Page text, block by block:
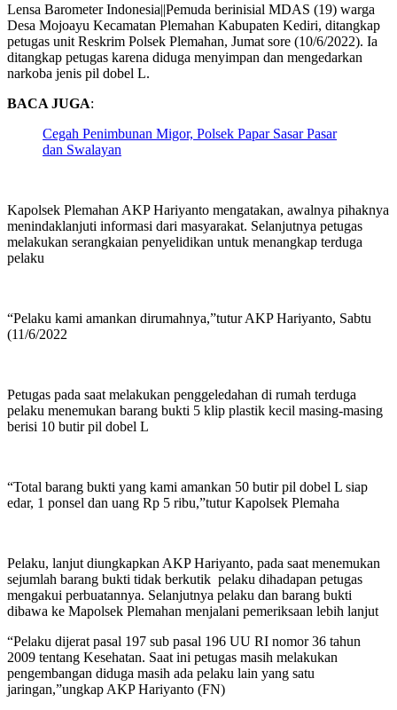
Lensa Barometer Indonesia||Pemuda berinisial MDAS (19) warga
Desa Mojoayu Kecamatan Plemahan Kabupaten Kediri, ditangkap
petugas unit Reskrim Polsek Plemahan, Jumat sore (10/6/2022). Ia
ditangkap petugas karena diduga menyimpan dan mengedarkan
narkoba jenis pil dobel L.
BACA JUGA:
Cegah Penimbunan Migor, Polsek Papar Sasar Pasar
dan Swalayan
Kapolsek Plemahan AKP Hariyanto mengatakan, awalnya pihaknya
menindaklanjuti informasi dari masyarakat. Selanjutnya petugas
melakukan serangkaian penyelidikan untuk menangkap terduga
pelaku
“Pelaku kami amankan dirumahnya,”tutur AKP Hariyanto, Sabtu
(11/6/2022
Petugas pada saat melakukan penggeledahan di rumah terduga
pelaku menemukan barang bukti 5 klip plastik kecil masing-masing
berisi 10 butir pil dobel L
“Total barang bukti yang kami amankan 50 butir pil dobel L siap
edar, 1 ponsel dan uang Rp 5 ribu,”tutur Kapolsek Plemaha
Pelaku, lanjut diungkapkan AKP Hariyanto, pada saat menemukan
sejumlah barang bukti tidak berkutik pelaku dihadapan petugas
mengakui perbuatannya. Selanjutnya pelaku dan barang bukti
dibawa ke Mapolsek Plemahan menjalani pemeriksaan lebih lanjut
“Pelaku dijerat pasal 197 sub pasal 196 UU RI nomor 36 tahun
2009 tentang Kesehatan. Saat ini petugas masih melakukan
pengembangan diduga masih ada pelaku lain yang satu
jaringan,”ungkap AKP Hariyanto (FN)